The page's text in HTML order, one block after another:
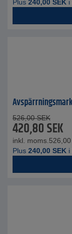
Plus 240,00 SEK i
526,00 SEK
420,80SEK
inkl. moms. 526,00
Plus 240,00 SEK i